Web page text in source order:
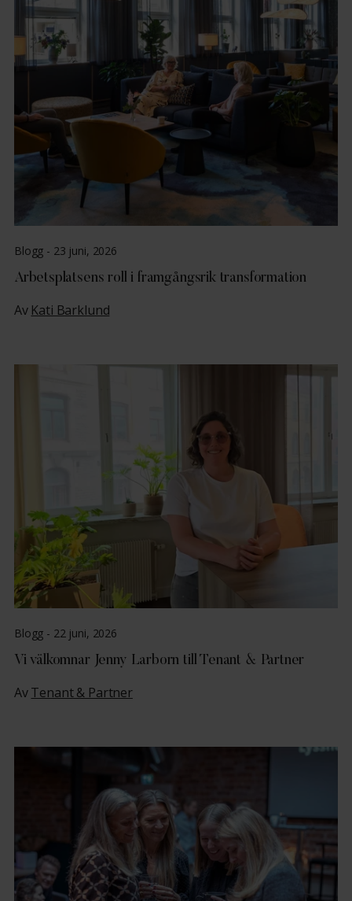
Blogg - 23 juni, 2026
Arbetsplatsens roll i framgångsrik transformation
Av Kati Barklund
Blogg - 22 juni, 2026
Vi välkomnar Jenny Larborn till Tenant & Partner
AvTenant & Partner